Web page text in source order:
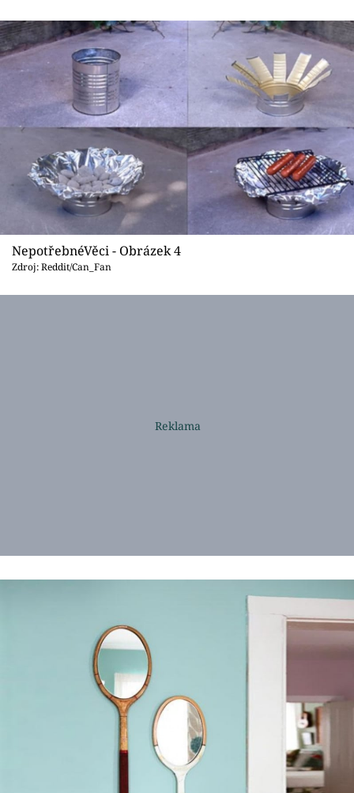
NepotřebnéVěci - Obrázek 4
Zdroj: Reddit/Can_Fan